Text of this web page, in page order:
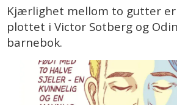
Kjærlighet mellom to gutter
plottet i Victor Sotberg og
barnebok.